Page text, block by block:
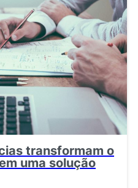
transformam o
uma solução